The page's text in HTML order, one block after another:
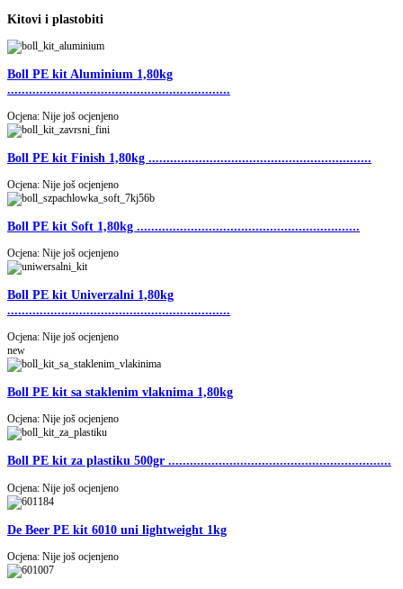
Kitovi i plastobiti
Boll PE kit Aluminium 1,80kg
..............................................................
Ocjena: Nije još ocjenjeno
Boll PE kit Finish 1,80kg ..............................................................
Ocjena: Nije još ocjenjeno
Boll PE kit Soft 1,80kg ..............................................................
Ocjena: Nije još ocjenjeno
Boll PE kit Univerzalni 1,80kg
..............................................................
Ocjena: Nije još ocjenjeno
new
Boll PE kit sa staklenim vlaknima 1,80kg
Ocjena: Nije još ocjenjeno
Boll PE kit za plastiku 500gr ..............................................................
Ocjena: Nije još ocjenjeno
De Beer PE kit 6010 uni lightweight 1kg
Ocjena: Nije još ocjenjeno